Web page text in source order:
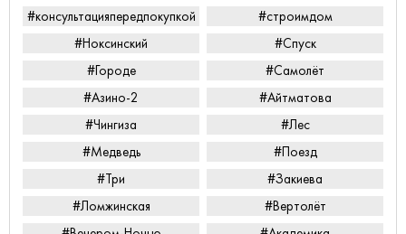
#консультацияпередпокупкой
#строимдом
#Ноксинский
#Спуск
#Городе
#Самолёт
#Азино-2
#Айтматова
#Чингиза
#Лес
#Медведь
#Поезд
#Три
#Закиева
#Ломжинская
#Вертолёт